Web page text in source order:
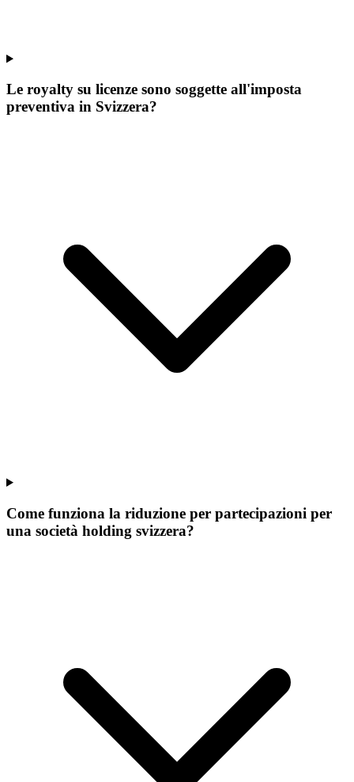
Le royalty su licenze sono soggette all'imposta
preventiva in Svizzera?
Come funziona la riduzione per partecipazioni per
una società holding svizzera?